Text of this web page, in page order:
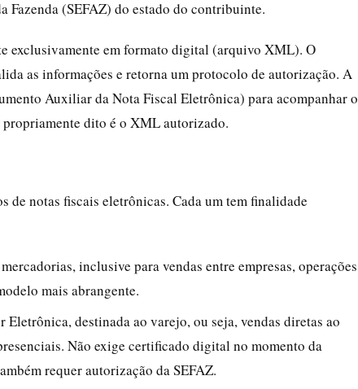
Fazenda (SEFAZ) do estado do contribuinte.
exclusivamente em formato digital (arquivo XML). O
as informações e retorna um protocolo de autorização. A
Auxiliar da Nota Fiscal Eletrônica) para acompanhar o
dito é o XML autorizado.
de notas fiscais eletrônicas. Cada um tem finalidade
inclusive para vendas entre empresas, operações
mais abrangente.
Eletrônica, destinada ao varejo, ou seja, vendas diretas ao
Não exige certificado digital no momento da
requer autorização da SEFAZ.